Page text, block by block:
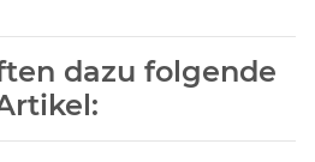
dazu folgende